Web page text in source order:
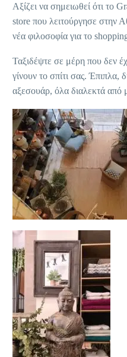
Αξίζει να σημειωθεί ότι το
store που λειτούργησε στην
νέα φιλοσοφία για το
Ταξιδέψτε σε μέρη που δεν
γίνουν το σπίτι σας. Έπιπλα,
αξεσουάρ, όλα διαλεκτά από